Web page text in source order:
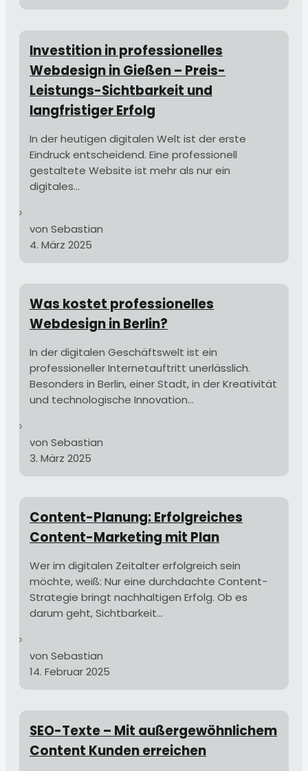
Investition in professionelles
Webdesign in Gießen – Preis-
Leistungs-Sichtbarkeit und
langfristiger Erfolg
In der heutigen digitalen Welt ist der erste
Eindruck entscheidend. Eine professionell
gestaltete Website ist mehr als nur ein
digitales...
von Sebastian
4. März 2025
Was kostet professionelles
Webdesign in Berlin?
In der digitalen Geschäftswelt ist ein
professioneller Internetauftritt unerlässlich.
Besonders in Berlin, einer Stadt, in der Kreativität
und technologische Innovation...
von Sebastian
3. März 2025
Content-Planung: Erfolgreiches
Content-Marketing mit Plan
Wer im digitalen Zeitalter erfolgreich sein
möchte, weiß: Nur eine durchdachte Content-
Strategie bringt nachhaltigen Erfolg. Ob es
darum geht, Sichtbarkeit...
von Sebastian
14. Februar 2025
SEO-Texte – Mit außergewöhnlichem
Content Kunden erreichen